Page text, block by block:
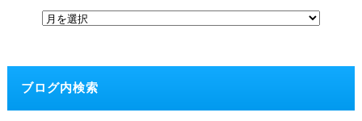
ブログ内検索